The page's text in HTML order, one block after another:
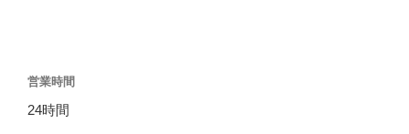
営業時間
24時間